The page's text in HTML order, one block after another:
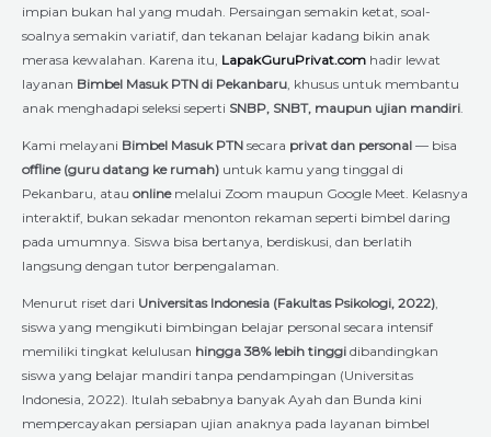
impian bukan hal yang mudah. Persaingan semakin ketat, soal-
soalnya semakin variatif, dan tekanan belajar kadang bikin anak
merasa kewalahan. Karena itu, LapakGuruPrivat.com hadir lewat
layanan Bimbel Masuk PTN di Pekanbaru , khusus untuk membantu
anak menghadapi seleksi seperti SNBP, SNBT, maupun ujian mandiri
Kami melayani Bimbel Masuk PTN secara privat dan personal — bisa
offline (guru datang ke rumah) untuk kamu yang tinggal di
Pekanbaru, atau onlinemelalui Zoom maupun Google Meet. Kelasnya
interaktif, bukan sekadar menonton rekaman seperti bimbel daring
pada umumnya. Siswa bisa bertanya, berdiskusi, dan berlatih
langsung dengan tutor berpengalaman.
Menurut riset dari Universitas Indonesia (Fakultas Psikologi, 2022)
siswa yang mengikuti bimbingan belajar personal secara intensif
memiliki tingkat kelulusan hingga 38% lebih tinggi dibandingkan
siswa yang belajar mandiri tanpa pendampingan (Universitas
Indonesia, 2022). Itulah sebabnya banyak Ayah dan Bunda kini
mempercayakan persiapan ujian anaknya pada layanan bimbel